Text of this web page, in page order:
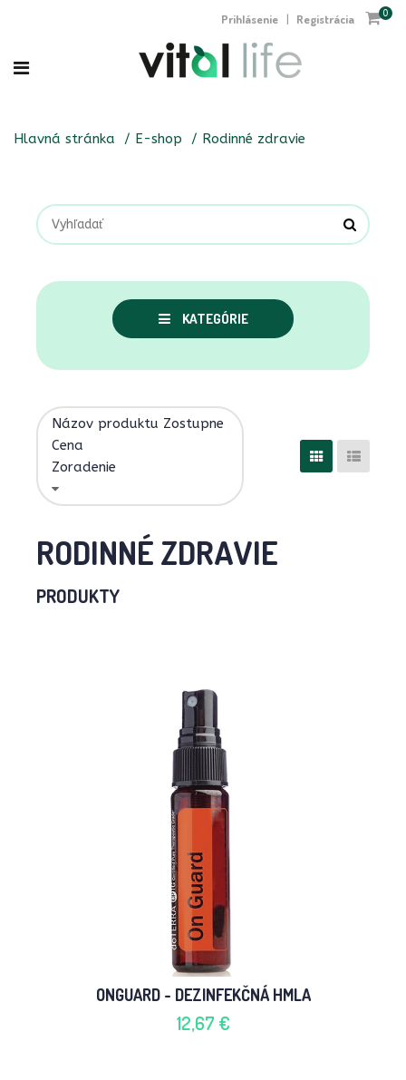
Prihlásenie | Registrácia 0
Hlavná stránka E-shop Rodinné zdravie
KATEGÓRIE
Názov produktu Zostupne
Cena
Zoradenie
RODINNÉ ZDRAVIE
PRODUKTY
ONGUARD - DEZINFEKČNÁ HMLA
12,67 €